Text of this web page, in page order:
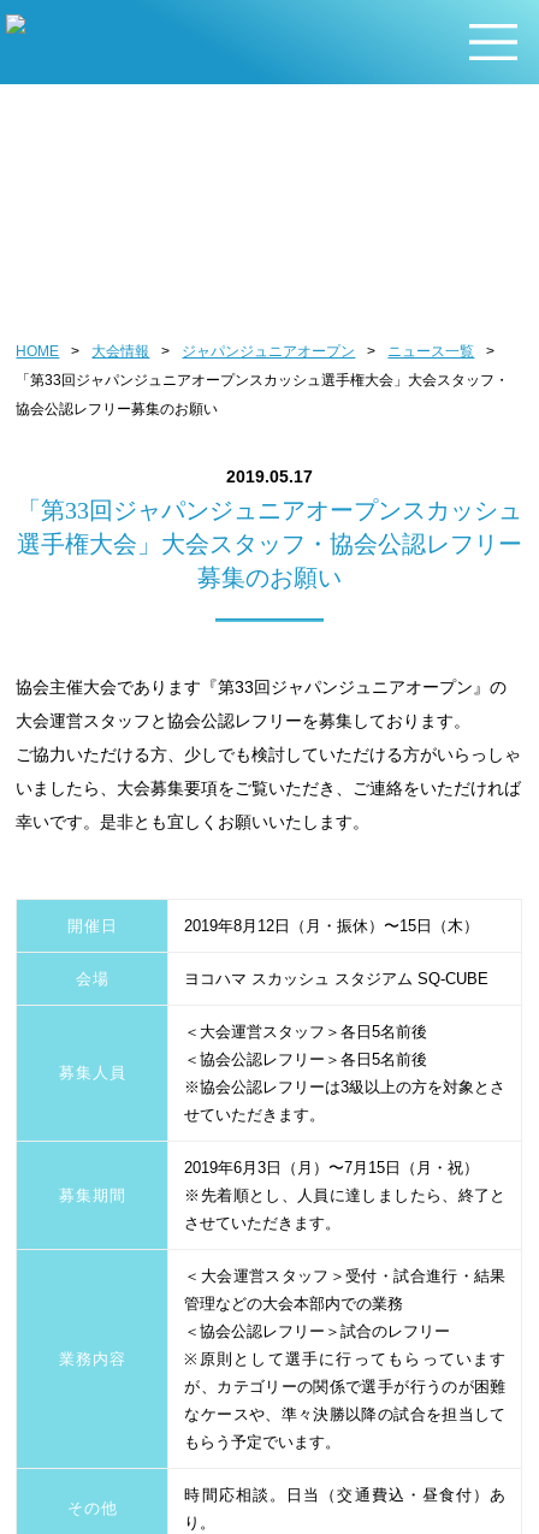
HOME > 大会情報 > ジャパンジュニアオープン > ニュース一覧
>
「第33回ジャパンジュニアオープンスカッシュ選手権大会」大会スタッフ・
協会公認レフリー募集のお願い
2019.05.17
「第33回ジャパンジュニアオープンスカッシュ
選手権大会」大会スタッフ・協会公認レフリー
募集のお願い
協会主催大会であります『第33回ジャパンジュニアオープン』の
大会運営スタッフと協会公認レフリーを募集しております。
ご協力いただける方、少しでも検討していただける方がいらっしゃ
いましたら、大会募集要項をご覧いただき、ご連絡をいただければ
幸いです。是非とも宜しくお願いいたします。
開催日 2019年8月12日（月・振休）〜15日（木）
会場 ヨコハマ スカッシュ スタジアム SQ-CUBE
募集人員
＜大会運営スタッフ＞各日5名前後
＜協会公認レフリー＞各日5名前後
※協会公認レフリーは3級以上の方を対象とさ
せていただきます。
募集期間
2019年6月3日（月）〜7月15日（月・祝）
※先着順とし、人員に達しましたら、終了と
させていただきます。
業務内容
＜大会運営スタッフ＞受付・試合進行・結果
管理などの大会本部内での業務
＜協会公認レフリー＞試合のレフリー
※原則として選手に行ってもらっています
が、カテゴリーの関係で選手が行うのが困難
なケースや、準々決勝以降の試合を担当して
もらう予定でいます。
その他
時間応相談。日当（交通費込・昼食付）あ
り。